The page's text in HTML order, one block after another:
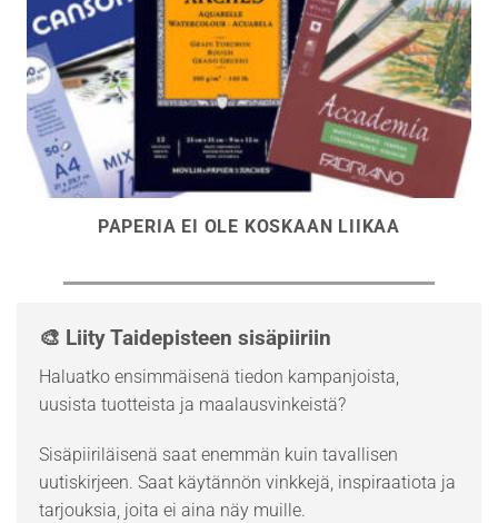
PAPERIA EI OLE KOSKAAN LIIKAA
🎨 Liity Taidepisteen sisäpiiriin
Haluatko ensimmäisenä tiedon kampanjoista,
uusista tuotteista ja maalausvinkeistä?
Sisäpiiriläisenä saat enemmän kuin tavallisen
uutiskirjeen. Saat käytännön vinkkejä, inspiraatiota ja
tarjouksia, joita ei aina näy muille.